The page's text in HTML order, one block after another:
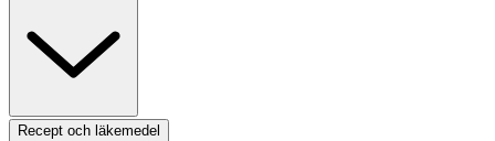
Recept och läkemedel